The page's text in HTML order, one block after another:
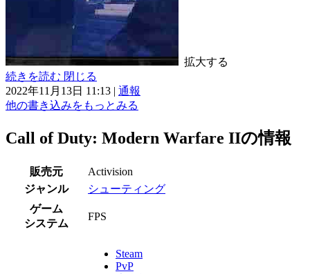
拡大する
続きを読む 閉じる
2022年11月13日 11:13 | 通報
他の書き込みをもっとみる
Call of Duty: Modern Warfare IIの情報
販売元
Activision
ジャンル
シューティング
ゲーム
システム
FPS
Steam
PvP